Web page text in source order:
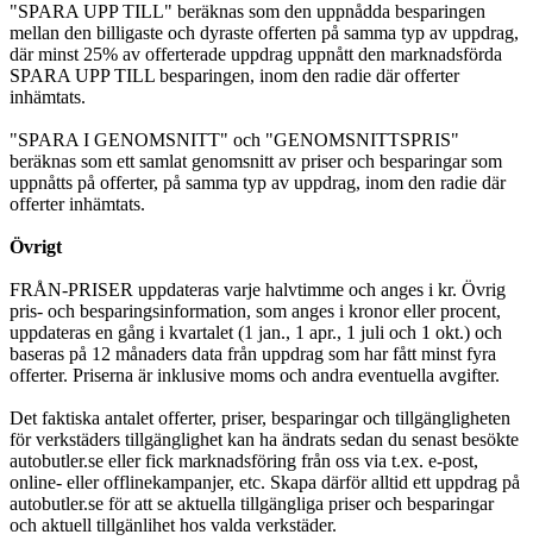
"SPARA UPP TILL" beräknas som den uppnådda besparingen
mellan den billigaste och dyraste offerten på samma typ av uppdrag,
där minst 25% av offerterade uppdrag uppnått den marknadsförda
SPARA UPP TILL besparingen, inom den radie där offerter
inhämtats.
"SPARA I GENOMSNITT" och "GENOMSNITTSPRIS"
beräknas som ett samlat genomsnitt av priser och besparingar som
uppnåtts på offerter, på samma typ av uppdrag, inom den radie där
offerter inhämtats.
Övrigt
FRÅN-PRISER uppdateras varje halvtimme och anges i kr. Övrig
pris- och besparingsinformation, som anges i kronor eller procent,
uppdateras en gång i kvartalet (1 jan., 1 apr., 1 juli och 1 okt.) och
baseras på 12 månaders data från uppdrag som har fått minst fyra
offerter. Priserna är inklusive moms och andra eventuella avgifter.
Det faktiska antalet offerter, priser, besparingar och tillgängligheten
för verkstäders tillgänglighet kan ha ändrats sedan du senast besökte
autobutler.se eller fick marknadsföring från oss via t.ex. e-post,
online- eller offlinekampanjer, etc. Skapa därför alltid ett uppdrag på
autobutler.se för att se aktuella tillgängliga priser och besparingar
och aktuell tillgänlihet hos valda verkstäder.